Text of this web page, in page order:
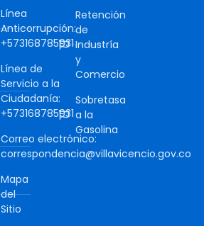
Línea
Anticorrupción:
+573168785931
Línea de
Servicio a la
Ciudadanía:
+573168785931
Correo electrónico:
correspondencia@villavicencio.gov.co
Mapa
del
Sitio
Retención
de
Industría
y
Comercio
Sobretasa
a la
Gasolina